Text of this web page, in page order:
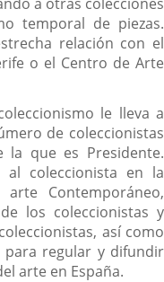
temporal de piezas.
relación con el
o el Centro de Arte
le lleva a
de coleccionistas
la que es Presidente.
al coleccionista en la
Contemporáneo,
los coleccionistas y
así como
para regular y difundir
arte en España.